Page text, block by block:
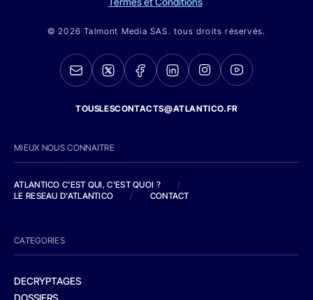
© 2026 Talmont Media SAS. tous droits réservés.
TOUSLESCONTACTS@ATLANTICO.FR
MIEUX NOUS CONNAITRE
ATLANTICO C'EST QUI, C'EST QUOI ?
/
LE RESEAU D'ATLANTICO
/ CONTACT
CATEGORIES
DECRYPTAGES
DOSSIERS